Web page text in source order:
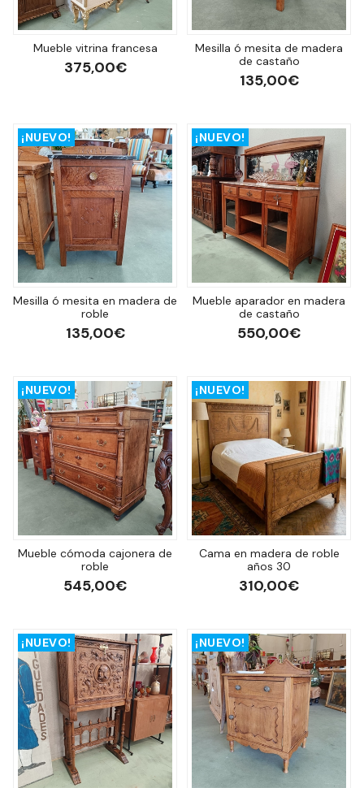
Mueble vitrina francesa
375,00€
Mesilla ó mesita de madera
de castaño
135,00€
¡NUEVO!
Mesilla ó mesita en madera de
roble
135,00€
¡NUEVO!
Mueble aparador en madera
de castaño
550,00€
¡NUEVO!
Mueble cómoda cajonera de
roble
545,00€
¡NUEVO!
Cama en madera de roble
años 30
310,00€
¡NUEVO! ¡NUEVO!